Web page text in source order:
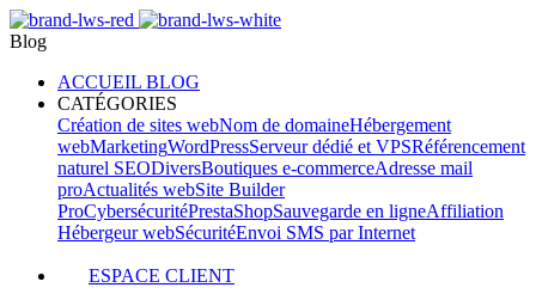
Blog
ACCUEIL BLOG
CATÉGORIES
Création de sites webNom de domaineHébergement
webMarketingWordPressServeur dédié et VPSRéférencement
naturel SEODiversBoutiques e-commerceAdresse mail
proActualités webSite Builder
ProCybersécuritéPrestaShopSauvegarde en ligneAffiliation
Hébergeur webSécuritéEnvoi SMS par Internet
ESPACE CLIENT